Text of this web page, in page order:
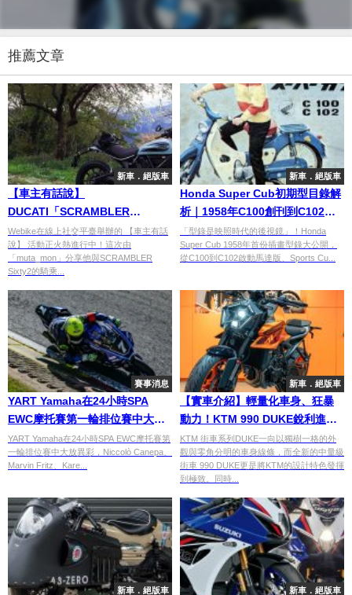
推薦文章
新車．絕版車
【車主有話說】
DUCATI「SCRAMBLER
Sixty2」
Webike在線上社交平臺舉辦的 【車主有話
說】 活動正火熱進行中！這次由
「muta_mon」分享他與SCRAMBLER
Sixty2的騎乘...
新車．絕版車
Honda Super Cub初期型目錄解
析｜1958年C100創刊到C102
C105 Sports Cub家族完整回顧
「型錄是映照時代的後視鏡」！Honda
Super Cub 1958年首份插畫型錄大公開，
從C100到C102啟動馬達版、Sports Cu...
賽事消息
YART Yamaha在24小時SPA
EWC摩托賽第一輪排位賽中大放
異彩
YART Yamaha在24小時SPA EWC摩托賽第
一輪排位賽中大放異彩，Niccolò Canepa、
Marvin Fritz、Kare...
新車．絕版車
【實車介紹】輕量化車身、狂暴
動力！KTM 990 DUKE銳利進化
挑戰中量級街車極限
KTM 街車系列DUKE一向以獨樹一格的外
觀與零角分明的車身線條，而全新的中量級
街車 990 DUKE更是將KTM的設計特色發揮
到極致。同時...
新車．絕版車 新車．絕版車